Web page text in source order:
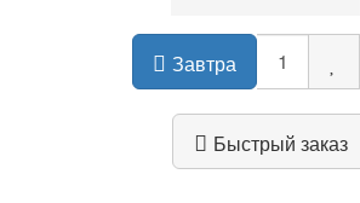
Завтра
Быстрый заказ